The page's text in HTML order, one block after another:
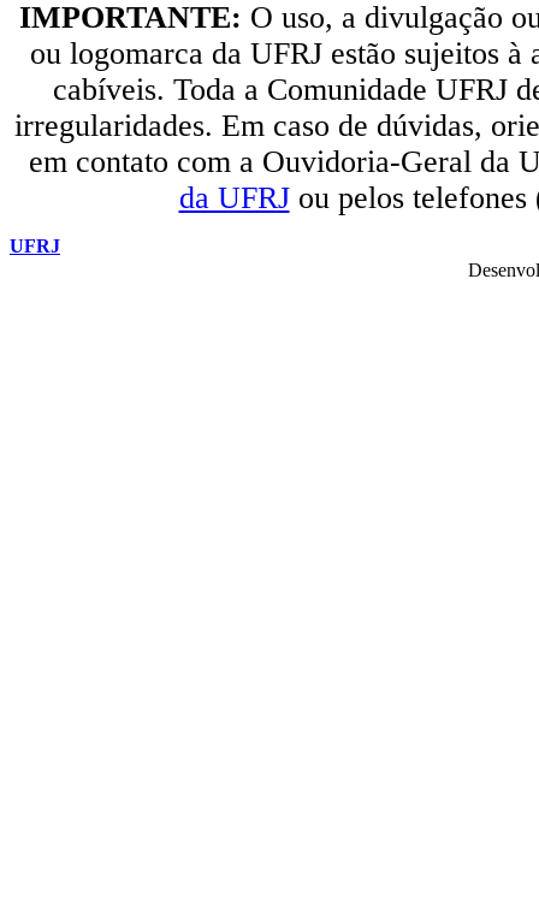
IMPORTANTE: O uso, a divulgação
ou logomarca da UFRJ estão sujeitos
cabíveis. Toda a Comunidade UFRJ
irregularidades. Em caso de dúvidas,
em contato com a Ouvidoria-Geral da
da UFRJou pelos telefones
UFRJ